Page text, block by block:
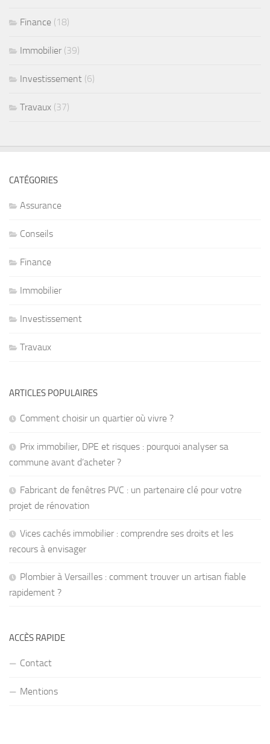
Finance (18)
Immobilier (39)
Investissement (6)
Travaux (37)
CATÉGORIES
Assurance
Conseils
Finance
Immobilier
Investissement
Travaux
ARTICLES POPULAIRES
Comment choisir un quartier où vivre ?
Prix immobilier, DPE et risques : pourquoi analyser sa
commune avant d’acheter ?
Fabricant de fenêtres PVC : un partenaire clé pour votre
projet de rénovation
Vices cachés immobilier : comprendre ses droits et les
recours à envisager
Plombier à Versailles : comment trouver un artisan fiable
rapidement ?
ACCÈS RAPIDE
Contact
Mentions